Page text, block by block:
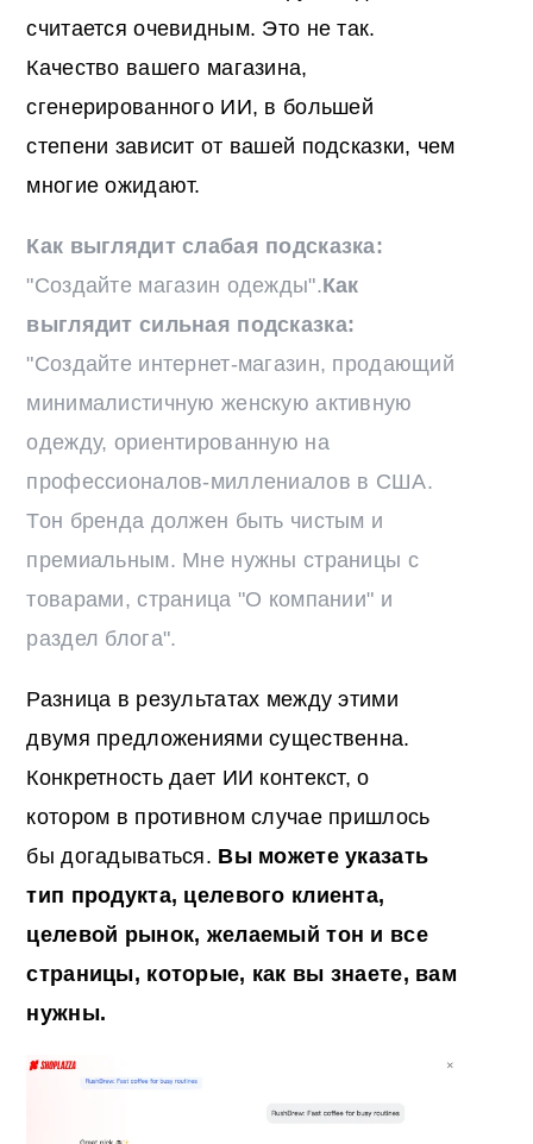
считается очевидным. Это не так.
Качество вашего магазина,
сгенерированного ИИ, в большей
степени зависит от вашей подсказки, чем
многие ожидают.
Как выглядит слабая подсказка:
"Создайте магазин одежды".Как
выглядит сильная подсказка:
"Создайте интернет-магазин, продающий
минималистичную женскую активную
одежду, ориентированную на
профессионалов-миллениалов в США.
Тон бренда должен быть чистым и
премиальным. Мне нужны страницы с
товарами, страница "О компании" и
раздел блога".
Разница в результатах между этими
двумя предложениями существенна.
Конкретность дает ИИ контекст, о
котором в противном случае пришлось
бы догадываться. Вы можете указать
тип продукта, целевого клиента,
целевой рынок, желаемый тон и все
страницы, которые, как вы знаете, вам
нужны.